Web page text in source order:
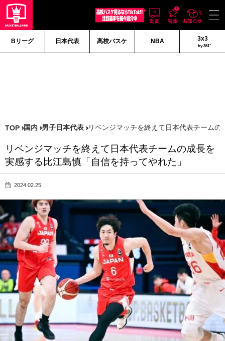
Bリーグ 日本代表 高校バスケ NBA 3x3
by 361°
TOP 国内 男子日本代表 リベンジマッチを終えて日本代表チーム
リベンジマッチを終えて日本代表チームの成長を
実感する比江島慎「自信を持ってやれた」
2024.02.25